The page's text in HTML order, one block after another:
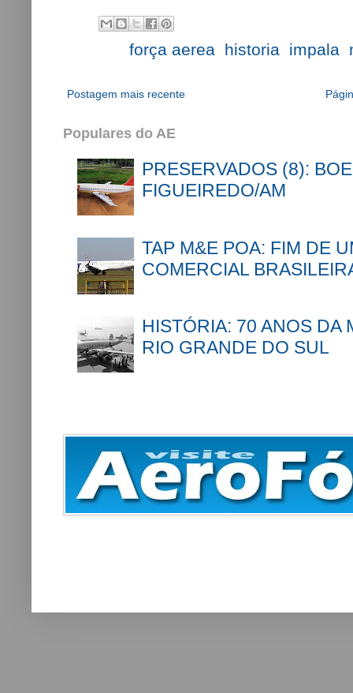
força aerea historia impala
Postagem mais recente
Populares do AE
PRESERVADOS (8):
FIGUEIREDO/AM
TAP M&E POA: FIM DE
COMERCIAL
HISTÓRIA: 70 ANOS DA
RIO GRANDE DO SUL